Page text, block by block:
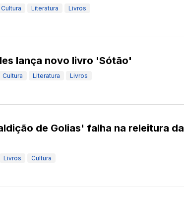
Cultura Literatura Livros
lança novo livro 'Sótão'
Cultura Literatura Livros
de Golias' falha na releitura da
Livros Cultura